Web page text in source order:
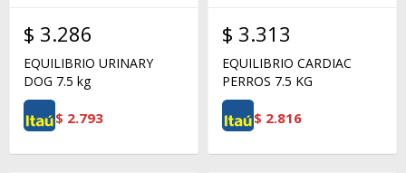
$ 3.286
EQUILIBRIO URINARY
DOG 7.5 kg
$ 2.793
$ 3.313
EQUILIBRIO CARDIAC
PERROS 7.5 KG
$ 2.816